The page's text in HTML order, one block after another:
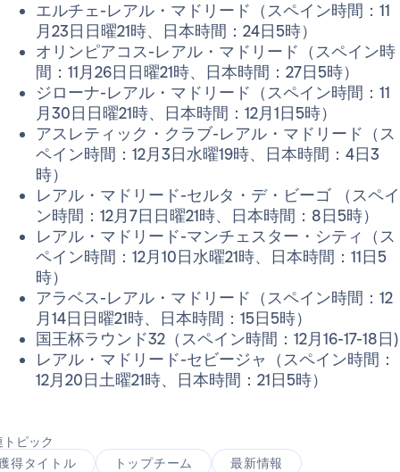
エルチェ-レアル・マドリード（スペイン時間：11
月23日日曜21時、日本時間：24日5時）
オリンピアコス-レアル・マドリード（スペイン時
間：11月26日日曜21時、日本時間：27日5時）
ジローナ-レアル・マドリード（スペイン時間：11
月30日日曜21時、日本時間：12月1日5時）
アスレティック・クラブ-レアル・マドリード（ス
ペイン時間：12月3日水曜19時、日本時間：4日3
時）
レアル・マドリード-セルタ・デ・ビーゴ （スペイ
ン時間：12月7日日曜21時、日本時間：8日5時）
レアル・マドリード-マンチェスター・シティ（ス
ペイン時間：12月10日水曜21時、日本時間：11日5
時）
アラベス-レアル・マドリード（スペイン時間：12
月14日日曜21時、日本時間：15日5時）
国王杯ラウンド32（スペイン時間：12月16-17-18日)
レアル・マドリード-セビージャ（スペイン時間：
12月20日土曜21時、日本時間：21日5時）
トピック
得タイトル
トップチーム 最新情報